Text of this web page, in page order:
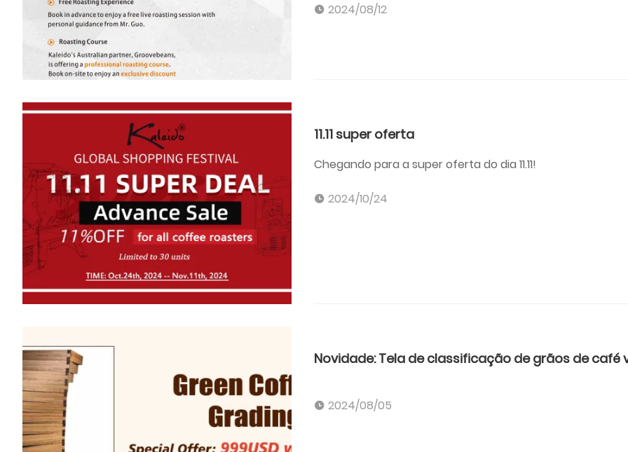
2024/08/12
11.11 super oferta
Chegando para a super oferta do dia 11.11!
2024/10/24
Novidade: Tela de classificação de grãos de café
2024/08/05